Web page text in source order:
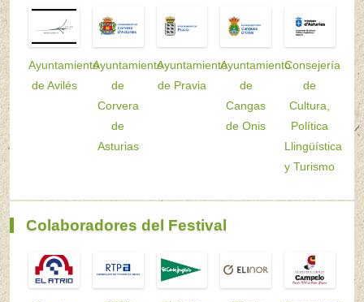
Ayuntamiento
de Avilés
Ayuntamiento
de
Corvera
de
Asturias
Ayuntamiento
de Pravia
Ayuntamiento
de
Cangas
de Onis
Consejería
de
Cultura,
Política
Llingüística
y Turismo
Colaboradores del Festival